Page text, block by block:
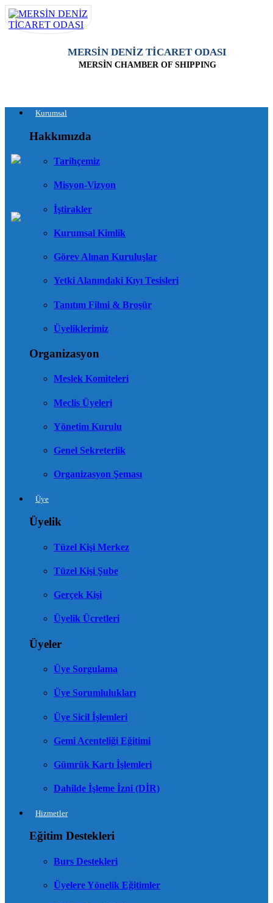
MERSİN DENİZ TİCARET ODASI
MERSİN CHAMBER OF SHIPPING
Kurumsal
Hakkımızda
Tarihçemiz
Misyon-Vizyon
İştirakler
Kurumsal Kimlik
Görev Alınan Kuruluşlar
Yetki Alanındaki Kıyı Tesisleri
Tanıtım Filmi & Broşür
Üyeliklerimiz
Organizasyon
Meslek Komiteleri
Meclis Üyeleri
Yönetim Kurulu
Genel Sekreterlik
Organizasyon Şeması
Üye
Üyelik
Tüzel Kişi Merkez
Tüzel Kişi Şube
Gerçek Kişi
Üyelik Ücretleri
Üyeler
Üye Sorgulama
Üye Sorumlulukları
Üye Sicil İşlemleri
Gemi Acenteliği Eğitimi
Gümrük Kartı İşlemleri
Dahilde İşleme İzni (DİR)
Hizmetler
Eğitim Destekleri
Burs Destekleri
Üyelere Yönelik Eğitimler